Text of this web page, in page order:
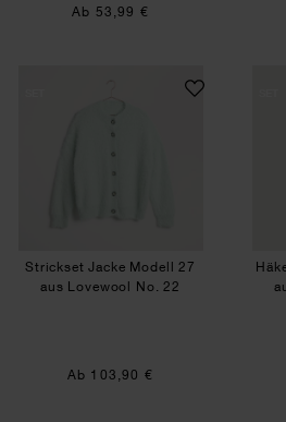
Ab 53,99 €
Strickset Jacke
Strickset Jacke Modell 27
aus Lovewool No. 22
Ab 103,90 €